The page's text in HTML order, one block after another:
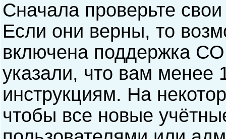
Сначала проверьте
Если они верны, то
включена поддержка
указали, что вам менее
инструкциям. На
чтобы все новые